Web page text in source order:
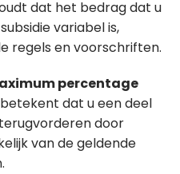
dat het bedrag dat u
variabel is,
regels en voorschriften.
percentage
dat u een deel
door
van de geldende